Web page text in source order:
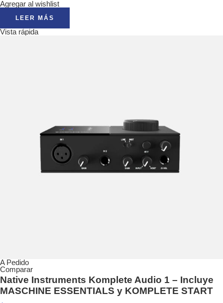
Agregar al wishlist
LEER MÁS
Vista rápida
A Pedido
Comparar
Native Instruments Komplete Audio 1 – Incluye
MASCHINE ESSENTIALS y KOMPLETE START